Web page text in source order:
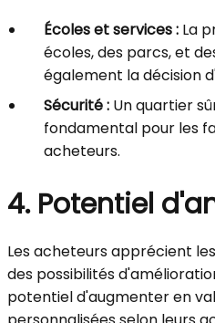
Écoles et services : La
écoles, des parcs, et
également la décision
Sécurité : Un quartier
fondamental pour les
acheteurs.
4. Potentiel
Les acheteurs apprécient
des possibilités
potentiel d'augmenter en